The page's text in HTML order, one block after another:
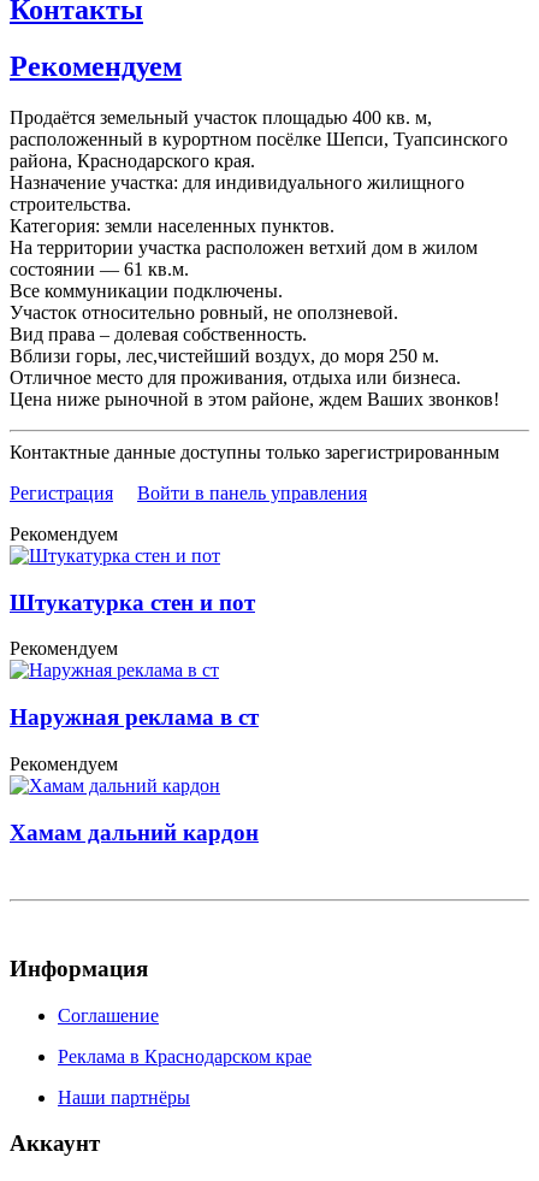
Контакты
Рекомендуем
Продаётся земельный участок площадью 400 кв. м,
расположенный в курортном посёлке Шепси, Туапсинского
района, Краснодарского края.
Назначение участка: для индивидуального жилищного
строительства.
Категория: земли населенных пунктов.
На территории участка расположен ветхий дом в жилом
состоянии — 61 кв.м.
Все коммуникации подключены.
Участок относительно ровный, не оползневой.
Вид права – долевая собственность.
Вблизи горы, лес,чистейший воздух, до моря 250 м.
Отличное место для проживания, отдыха или бизнеса.
Цена ниже рыночной в этом районе, ждем Ваших звонков!
Контактные данные доступны только зарегистрированным
Регистрация
Войти в панель управления
Рекомендуем
Штукатурка стен и пот
Рекомендуем
Наружная реклама в ст
Рекомендуем
Хамам дальний кардон
Информация
Соглашение
Реклама в Краснодарском крае
Наши партнёры
Аккаунт